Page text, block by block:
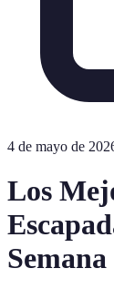
4 de mayo de
Los
Semana